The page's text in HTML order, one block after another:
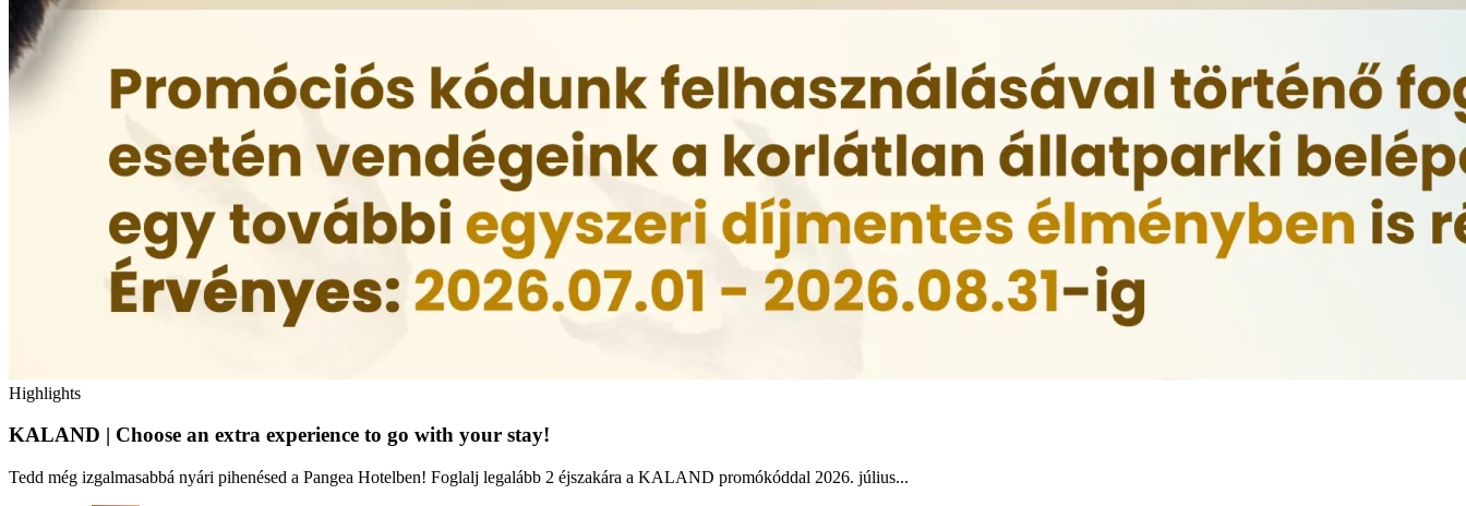
Highlights
KALAND | Choose an extra experience to go with your stay!
Tedd még izgalmasabbá nyári pihenésed a Pangea Hotelben! Foglalj legalább 2 éjszakára a KALAND promókóddal 2026. július...